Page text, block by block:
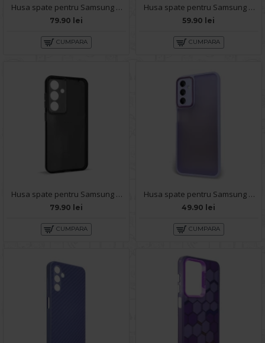
Husa spate pentru Samsung Galaxy A14- Lito Case Mov
79.90 lei
CUMPARA
Husa spate pentru Samsung Galaxy A14- Bozo case Alb
59.90 lei
CUMPARA
Husa spate pentru Samsung Galaxy A14- Dazzle case
79.90 lei
CUMPARA
Husa spate pentru Samsung Galaxy A14- Catwalk Case Mov
49.90 lei
CUMPARA